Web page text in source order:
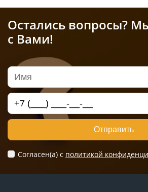
Остались вопросы?
с Вами!
Отправить
Согласен(а) c политикой